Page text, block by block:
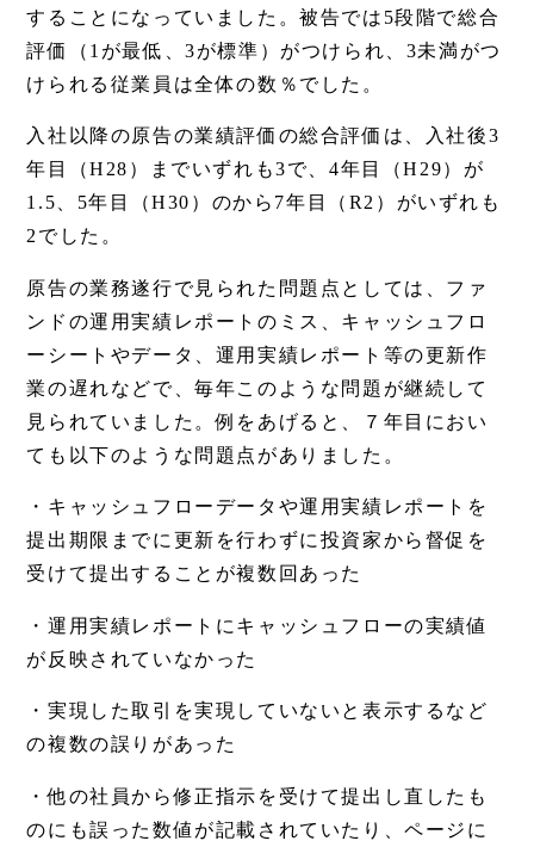
することになっていました。被告では5段階で総合
評価（1が最低、3が標準）がつけられ、3未満がつ
けられる従業員は全体の数％でした。
入社以降の原告の業績評価の総合評価は、入社後3
年目（H28）までいずれも3で、4年目（H29）が
1.5、5年目（H30）のから7年目（R2）がいずれも
2でした。
原告の業務遂行で見られた問題点としては、ファ
ンドの運用実績レポートのミス、キャッシュフロ
ーシートやデータ、運用実績レポート等の更新作
業の遅れなどで、毎年このような問題が継続して
見られていました。例をあげると、７年目におい
ても以下のような問題点がありました。
・キャッシュフローデータや運用実績レポートを
提出期限までに更新を行わずに投資家から督促を
受けて提出することが複数回あった
・運用実績レポートにキャッシュフローの実績値
が反映されていなかった
・実現した取引を実現していないと表示するなど
の複数の誤りがあった
・他の社員から修正指示を受けて提出し直したも
のにも誤った数値が記載されていたり、ページに